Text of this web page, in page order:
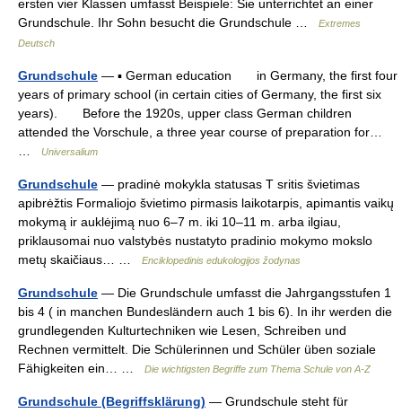
ersten vier Klassen umfasst Beispiele: Sie unterrichtet an einer
Grundschule. Ihr Sohn besucht die Grundschule …
Extremes
Deutsch
Grundschule — ▪ German education in Germany, the first four
years of primary school (in certain cities of Germany, the first six
years). Before the 1920s, upper class German children
attended the Vorschule, a three year course of preparation for…
Universalium
Grundschule — pradinė mokykla statusas T sritis švietimas
apibrėžtis Formaliojo švietimo pirmasis laikotarpis, apimantis vaikų
mokymą ir auklėjimą nuo 6–7 m. iki 10–11 m. arba ilgiau,
priklausomai nuo valstybės nustatyto pradinio mokymo mokslo
metų skaičiaus… …
Enciklopedinis edukologijos žodynas
Grundschule — Die Grundschule umfasst die Jahrgangsstufen 1
bis 4 ( in manchen Bundesländern auch 1 bis 6). In ihr werden die
grundlegenden Kulturtechniken wie Lesen, Schreiben und
Rechnen vermittelt. Die Schülerinnen und Schüler üben soziale
Fähigkeiten ein… …
Die wichtigsten Begriffe zum Thema Schule von A-Z
Grundschule (Begriffsklärung) — Grundschule steht für